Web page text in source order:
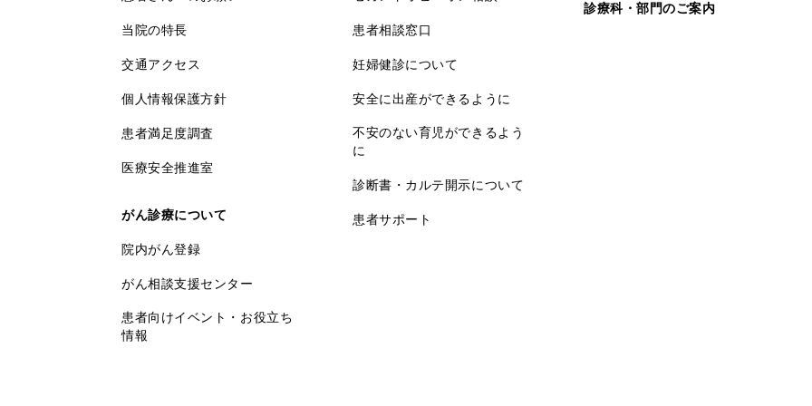
当院の特長
交通アクセス
個人情報保護方針
患者満足度調査
医療安全推進室
がん診療について
院内がん登録
がん相談支援センター
患者向けイベント・お役立ち
情報
患者相談窓口
妊婦健診について
安全に出産ができるように
不安のない育児ができるよう
に
診断書・カルテ開示について
患者サポート
診療科・部門のご案内